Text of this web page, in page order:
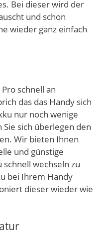
Bei dieser wird der
und schon
wieder ganz einfach
schnell an
das das Handy sich
nur noch wenige
sich überlegen den
Wir bieten Ihnen
und günstige
wechseln zu
bei Ihrem Handy
dieser wieder wie